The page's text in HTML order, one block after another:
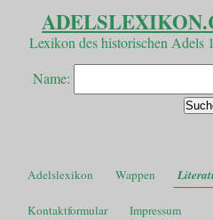
Lexikon des historischen Adels
Name:
Adelslexikon Wappen
Kontaktformular Impressum